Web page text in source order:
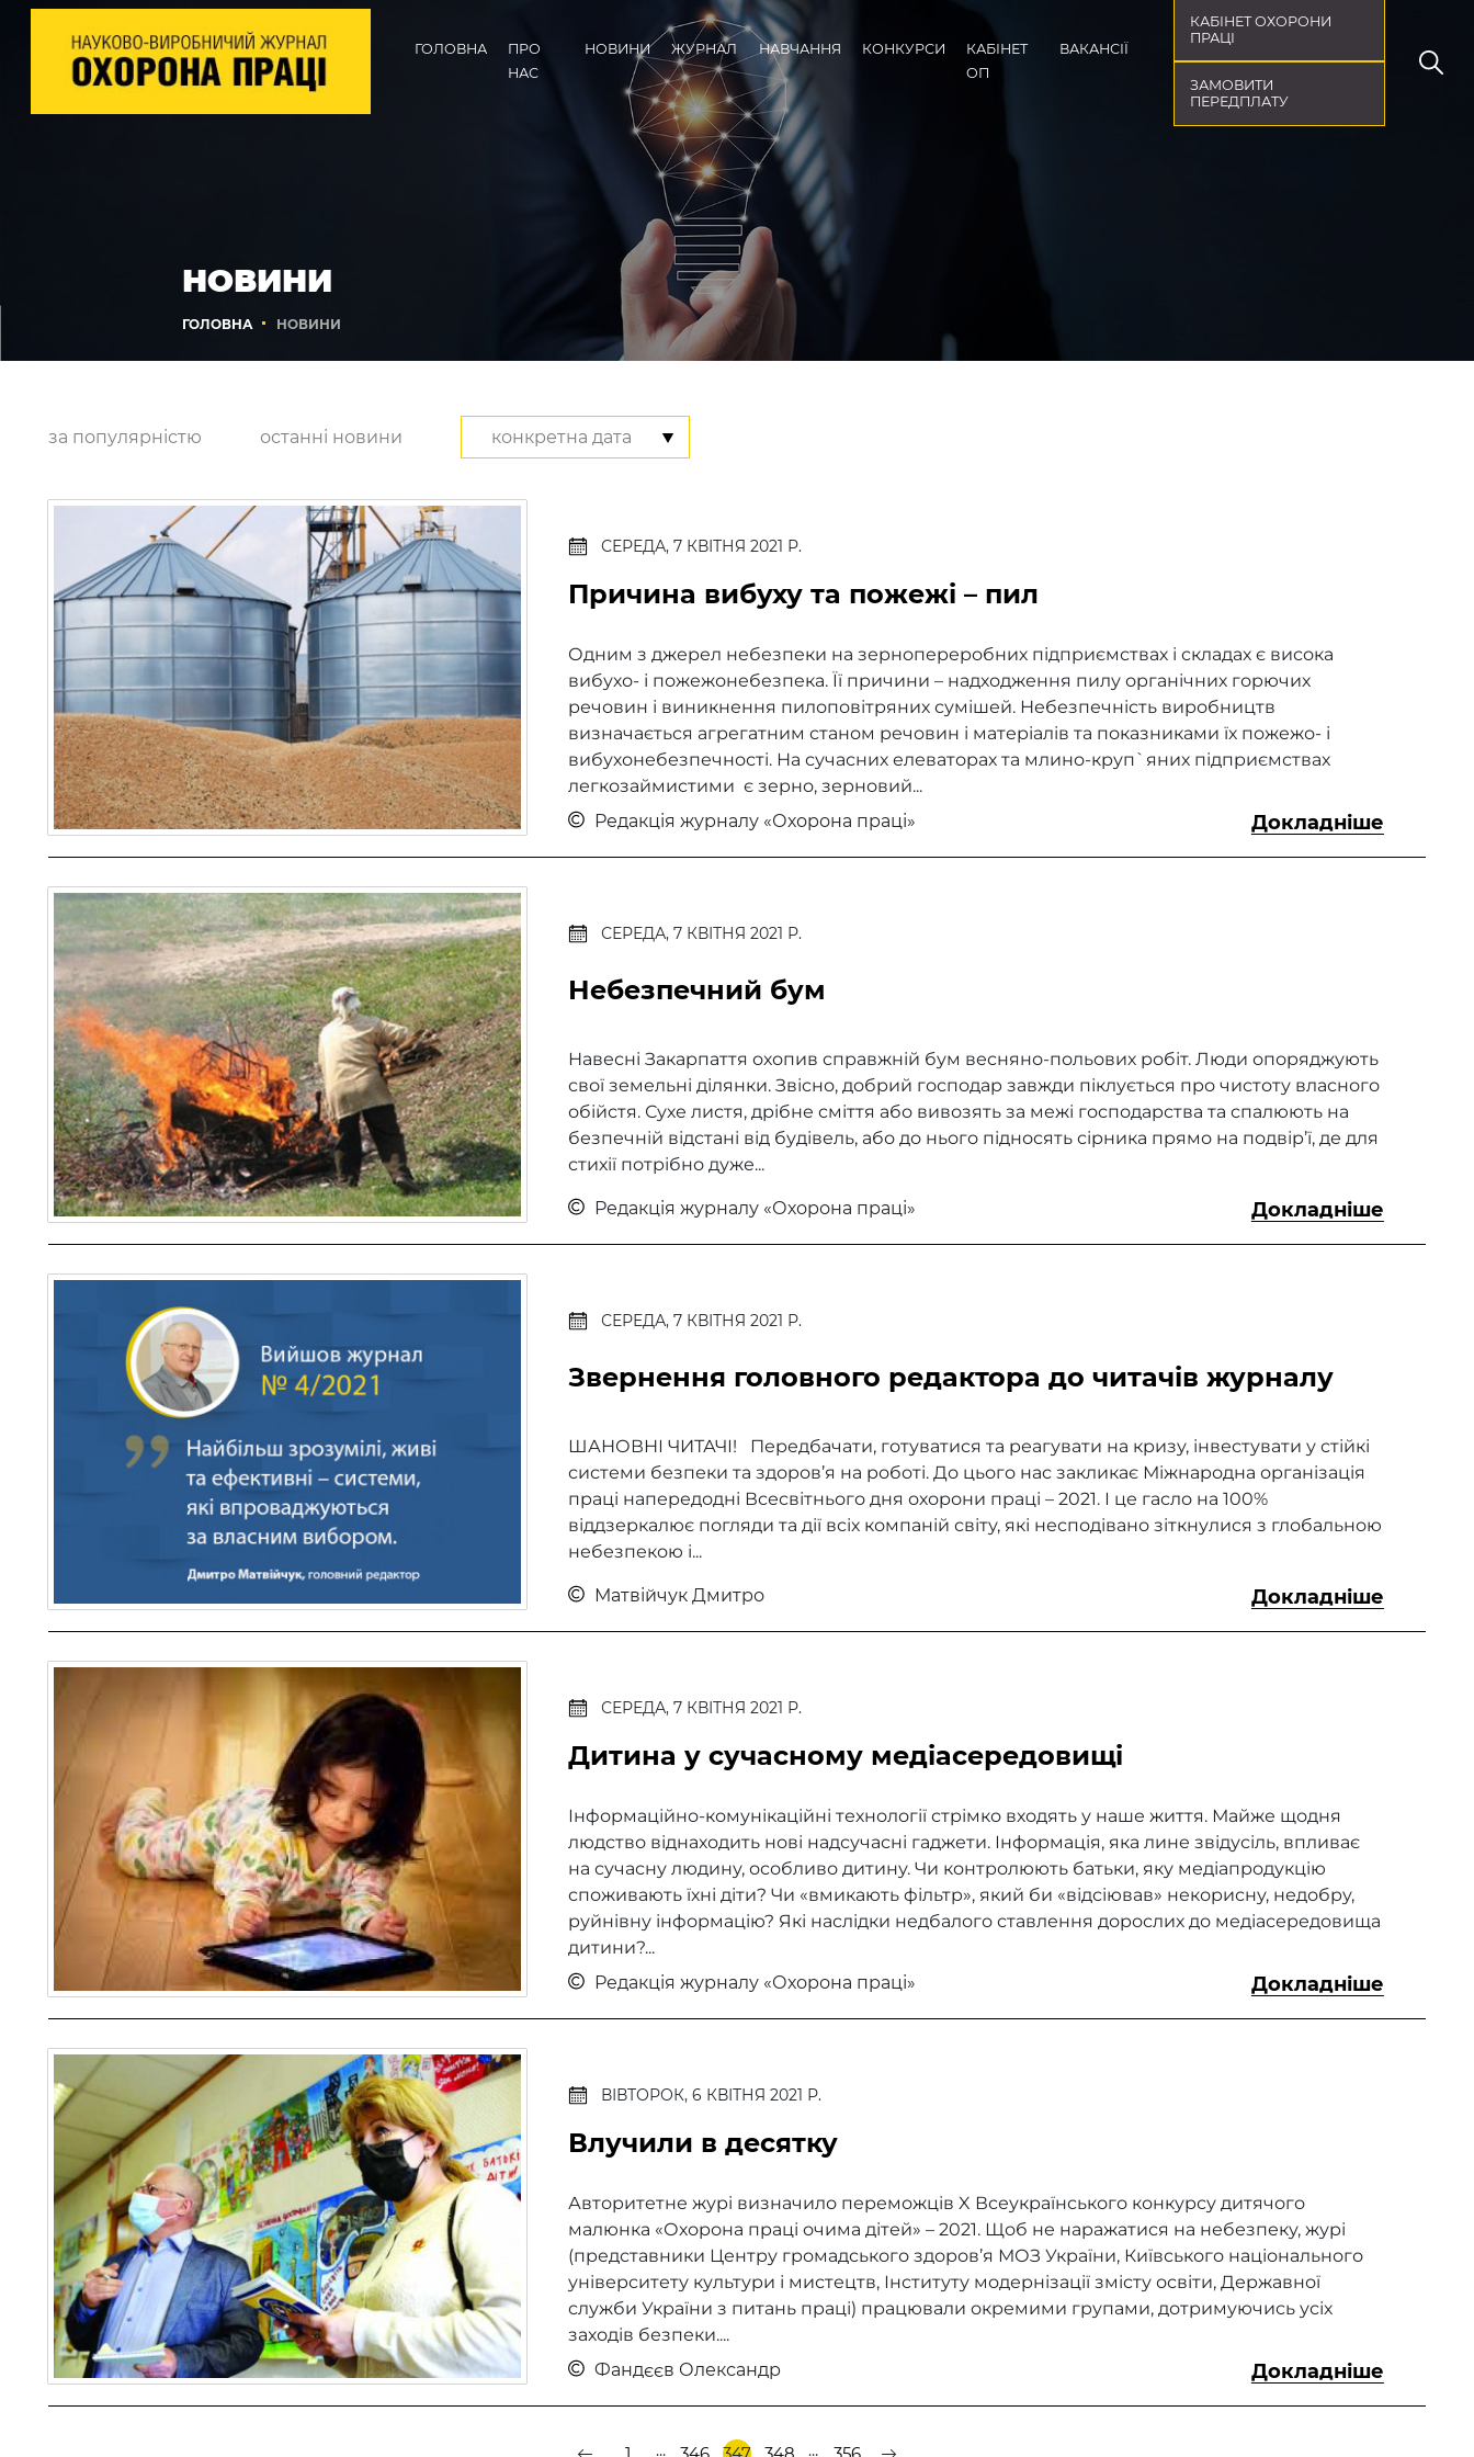
ГОЛОВНА
ПРО
НАС
НОВИНИ ЖУРНАЛ НАВЧАННЯ КОНКУРСИ
КАБІНЕТ
ОП
ВАКАНСІЇ
КАБІНЕТ ОХОРОНИ
ПРАЦІ
ЗАМОВИТИ
ПЕРЕДПЛАТУ
НОВИНИ
ГОЛОВНА НОВИНИ
за популярністю останні новини конкретна дата
СЕРЕДА, 7 КВІТНЯ 2021 Р.
Причина вибуху та пожежі – пил
Одним з джерел небезпеки на зернопереробних підприємствах і складах є висока
вибухо- і пожежонебезпека. Її причини – надходження пилу органічних горючих
речовин і виникнення пилоповітряних сумішей. Небезпечність виробництв
визначається агрегатним станом речовин і матеріалів та показниками їх пожежо- і
вибухонебезпечності. На сучасних елеваторах та млино-круп`яних підприємствах
легкозаймистими є зерно, зерновий...
Редакція журналу «Охорона праці»
Докладніше
СЕРЕДА, 7 КВІТНЯ 2021 Р.
Небезпечний бум
Навесні Закарпаття охопив справжній бум весняно-польових робіт. Люди опоряджують
свої земельні ділянки. Звісно, добрий господар завжди піклується про чистоту власного
обійстя. Сухе листя, дрібне сміття або вивозять за межі господарства та спалюють на
безпечній відстані від будівель, або до нього підносять сірника прямо на подвір’ї, де для
стихії потрібно дуже...
Редакція журналу «Охорона праці» Докладніше
СЕРЕДА, 7 КВІТНЯ 2021 Р.
Звернення головного редактора до читачів журналу
ШАНОВНІ ЧИТАЧІ! Передбачати, готуватися та реагувати на кризу, інвестувати у стійкі
системи безпеки та здоров’я на роботі. До цього нас закликає Міжнародна організація
праці напередодні Всесвітнього дня охорони праці – 2021. І це гасло на 100%
віддзеркалює погляди та дії всіх компаній світу, які несподівано зіткнулися з глобальною
небезпекою і...
Матвійчук Дмитро Докладніше
СЕРЕДА, 7 КВІТНЯ 2021 Р.
Дитина у сучасному медіасередовищі
Інформаційно-комунікаційні технології стрімко входять у наше життя. Майже щодня
людство віднаходить нові надсучасні гаджети. Інформація, яка лине звідусіль, впливає
на сучасну людину, особливо дитину. Чи контролюють батьки, яку медіапродукцію
споживають їхні діти? Чи «вмикають фільтр», який би «відсіював» некорисну, недобру,
руйнівну інформацію? Які наслідки недбалого ставлення дорослих до медіасередовища
дитини?...
Редакція журналу «Охорона праці»
Докладніше
ВІВТОРОК, 6 КВІТНЯ 2021 Р.
Влучили в десятку
Авторитетне журі визначило переможців X Всеукраїнського конкурсу дитячого
малюнка «Охорона праці очима дітей» – 2021. Щоб не наражатися на небезпеку, журі
(представники Центру громадського здоров’я МОЗ України, Київського національного
університету культури і мистецтв, Інституту модернізації змісту освіти, Державної
служби України з питань праці) працювали окремими групами, дотримуючись усіх
заходів безпеки....
Фандєєв Олександр
Докладніше
... ...